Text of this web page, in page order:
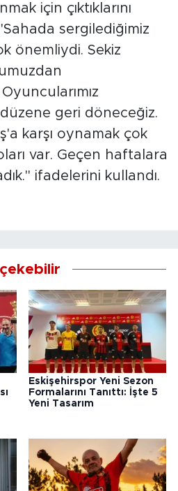
için çıktıklarını
sergilediğimiz
önemliydi. Sekiz
geri döneceğiz.
karşı oynamak çok
var. Geçen haftalara
ifadelerini kullandı.
Eskişehirspor Yeni Sezon
Formalarını Tanıttı: İşte 5
Yeni Tasarım